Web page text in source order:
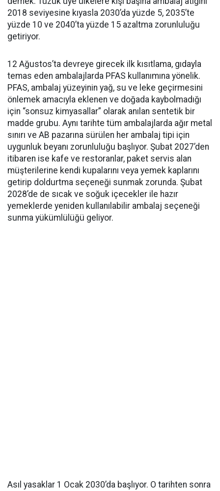
2018 seviyesine kıyasla 2030’da yüzde 5, 2035’te
yüzde 10 ve 2040’ta yüzde 15 azaltma zorunluluğu
getiriyor.
12 Ağustos’ta devreye girecek ilk kısıtlama, gıdayla
temas eden ambalajlarda PFAS kullanımına yönelik.
PFAS, ambalaj yüzeyinin yağ, su ve leke geçirmesini
önlemek amacıyla eklenen ve doğada kaybolmadığı
için “sonsuz kimyasallar” olarak anılan sentetik bir
madde grubu. Aynı tarihte tüm ambalajlarda ağır metal
sınırı ve AB pazarına sürülen her ambalaj tipi için
uygunluk beyanı zorunluluğu başlıyor. Şubat 2027’den
itibaren ise kafe ve restoranlar, paket servis alan
müşterilerine kendi kupalarını veya yemek kaplarını
getirip doldurtma seçeneği sunmak zorunda. Şubat
2028’de de sıcak ve soğuk içecekler ile hazır
yemeklerde yeniden kullanılabilir ambalaj seçeneği
sunma yükümlülüğü geliyor.
Asıl yasaklar 1 Ocak 2030’da başlıyor. O tarihten sonra